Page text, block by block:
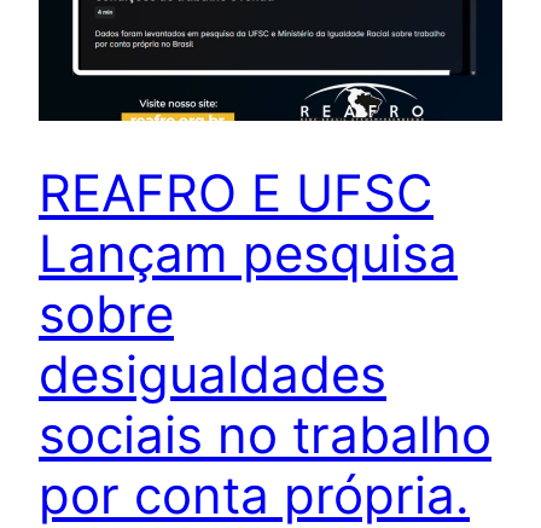
REAFRO E UFSC
Lançam pesquisa
sobre
desigualdades
sociais no trabalho
por conta própria.